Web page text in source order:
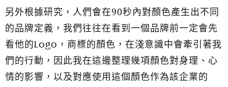
另外根據研究，人們會在90秒內對顏色產生出不同
的品牌定義，我們往往在看到一個品牌前一定會先
看他的Logo，商標的顏色，在淺意識中會牽引著我
們的行動，因此我在這邊整理幾項顏色對身理、心
情的影響，以及對應使用這個顏色作為該企業的